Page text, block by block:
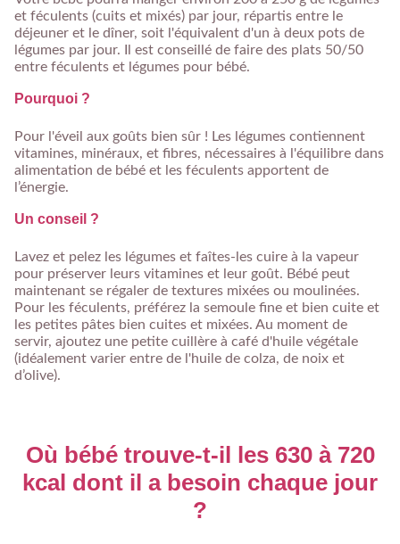
et féculents (cuits et mixés) par jour, répartis entre le
déjeuner et le dîner, soit l'équivalent d'un à deux pots de
légumes par jour. Il est conseillé de faire des plats 50/50
entre féculents et légumes pour bébé.
Pourquoi ?
Pour l'éveil aux goûts bien sûr ! Les légumes contiennent
vitamines, minéraux, et fibres, nécessaires à l'équilibre dans
alimentation de bébé et les féculents apportent de
l’énergie.
Un conseil ?
Lavez et pelez les légumes et faîtes-les cuire à la vapeur
pour préserver leurs vitamines et leur goût. Bébé peut
maintenant se régaler de textures mixées ou moulinées.
Pour les féculents, préférez la semoule fine et bien cuite et
les petites pâtes bien cuites et mixées. Au moment de
servir, ajoutez une petite cuillère à café d'huile végétale
(idéalement varier entre de l'huile de colza, de noix et
d’olive).
Où bébé trouve-t-il les 630 à 720
kcal dont il a besoin chaque jour
?